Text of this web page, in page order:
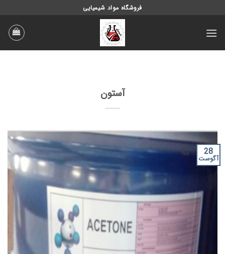
content
فروشگاه مواد شیمیایی
آستون
28
آگوست